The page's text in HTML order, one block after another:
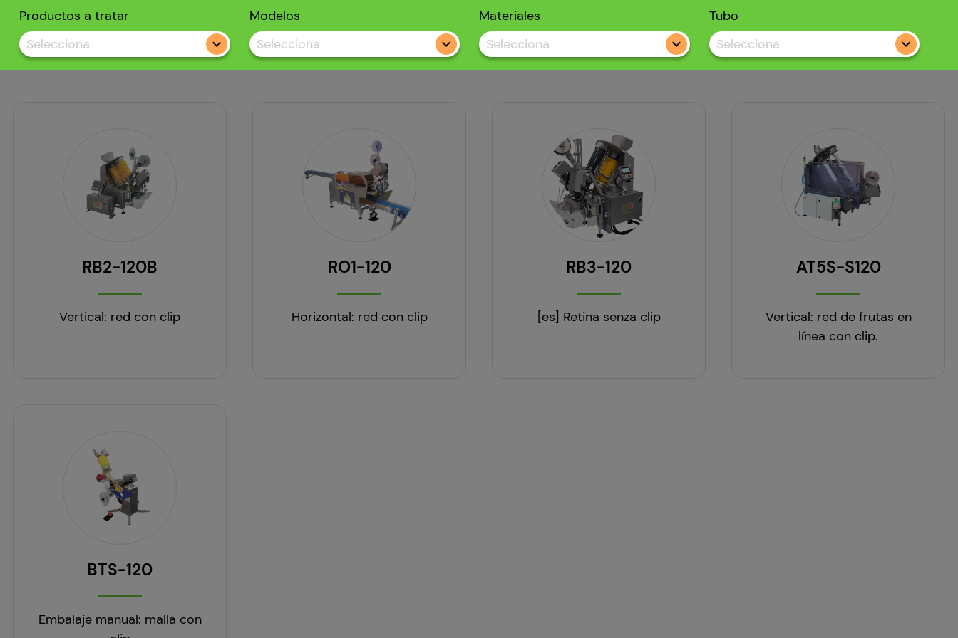
Productos a tratar
Selecciona
Modelos
Selecciona
Materiales
Selecciona
Tubo
Selecciona
RB2-120B
Vertical: red con clip
RO1-120
Horizontal: red con clip
RB3-120
[es] Retina senza clip
AT5S-S120
Vertical: red de frutas en
línea con clip.
BTS-120
Embalaje manual: malla con